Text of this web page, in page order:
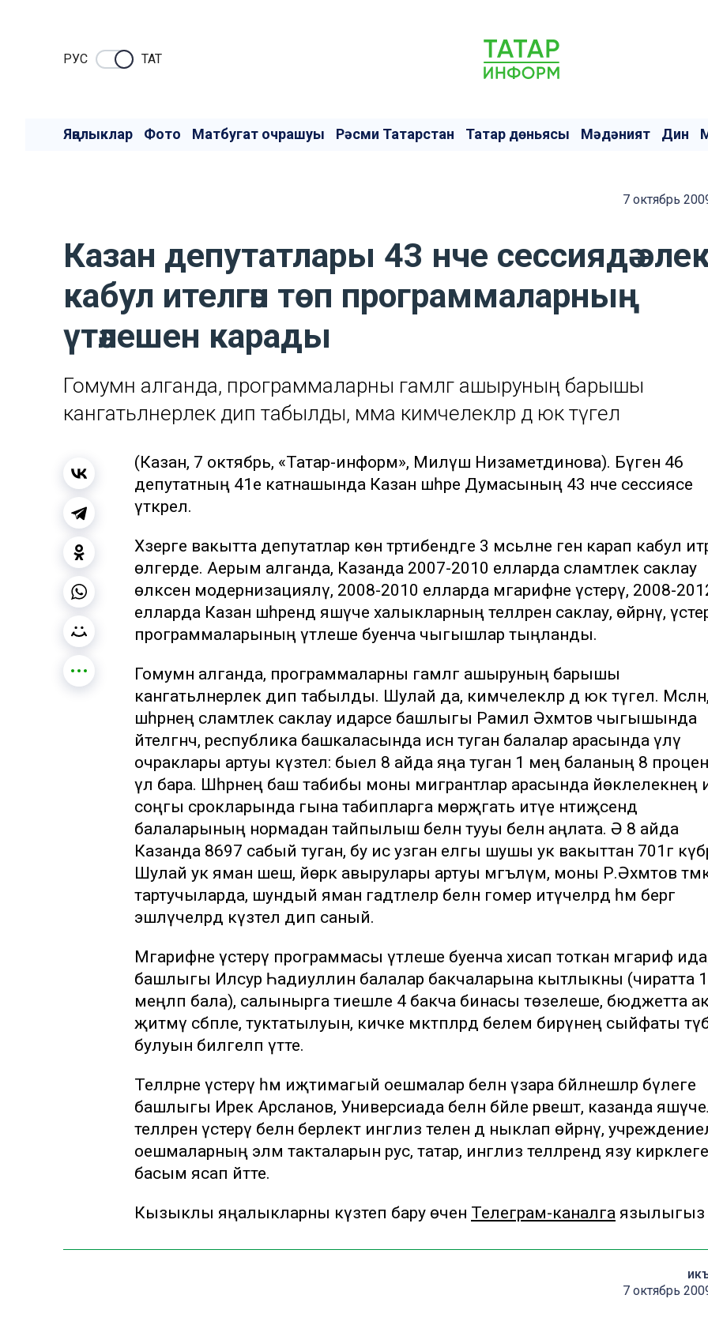
РУC ТАТ
Яңалыклар Фото Матбугат очрашуы Рәсми Татарстан Татар дөньясы Мәдәният Дин
7 октябрь
Казан депутатлары 43 нче сессиядә
кабул ителгән төп программаларның
үтәлешен карады
Гомумән алганда, программаларны гамәлгә ашыруның барышы
канәгатьләнерлек дип табылды, әмма кимчелекләр дә юк түгел
(Казан, 7 октябрь, «Татар-информ», Миләүшә Низаметдинова). Бүген 46
депутатның 41е катнашында Казан шәһәре Думасының 43 нче сессиясе
үткәрелә.
Хәзерге вакытта депутатлар көн тәртибендәге 3 мәсьәләне генә карап кабул
өлгерде. Аерым алганда, Казанда 2007-2010 елларда сәламәтлек саклау
өлкәсен модернизацияләү, 2008-2010 елларда мәгарифне үстерү, 2008-
елларда Казан шәһәрендә яшәүче халыкларның телләрен саклау, өйрәнү,
программаларының үтәлеше буенча чыгышлар тыңланды.
Гомумән алганда, программаларны гамәлгә ашыруның барышы
канәгатьләнерлек дип табылды. Шулай да, кимчелекләр дә юк түгел. Мәсәлән,
шәһәрнең сәламәтлек саклау идарәсе башлыгы Рамил Әхмәтов чыгышында
әйтелгәнчә, республика башкаласында исән туган балалар арасында үлү
очраклары артуы күзәтелә: быел 8 айда яңа туган 1 мең баланың 8
үлә бара. Шәһәрнең баш табибы моны мигрантлар арасында йөклелекнең
соңгы срокларында гына табипларга мөрәҗәгать итүе нәтиҗәсендә
балаларының нормадан тайпылыш белән тууы белән аңлата. Ә 8 айда
Казанда 8697 сабый туган, бу исә узган елгы шушы ук вакыттан 701гә
Шулай ук яман шеш, йөрәк авырулары артуы мәгълүм, моны Р.Әхмәтов
тартучыларда, шундый яман гадәтлеләр белән гомер итүчеләрдә һәм бергә
эшләүчеләрдә күзәтелә дип саный.
Мәгарифне үстерү программасы үтәлеше буенча хисап тоткан мәгариф
башлыгы Илсур Һадиуллин балалар бакчаларына кытлыкны (чиратта
меңләп бала), салынырга тиешле 4 бакча бинасы төзелеше, бюджетта
җитмәү сәбәпле, туктатылуын, кичке мәктәпләрдә белем бирүнең сыйфаты
булуын билгеләп үтте.
Телләрне үстерү һәм иҗтимагый оешмалар белән үзара бәйләнешләр бүлеге
башлыгы Ирек Арсланов, Универсиада белән бәйле рәвештә, казанда
телләрен үстерү белән берлектә инглиз телен дә ныклап өйрәнү,
оешмаларның элмә такталарын рус, татар, инглиз телләрендә язу
басым ясап әйтте.
Кызыклы яңалыкларны күзәтеп бару өчен Телеграм-каналга язылыгыз
7 октябрь